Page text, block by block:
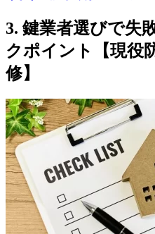
3. 鍵業者選びで失
クポイント【現役
修】